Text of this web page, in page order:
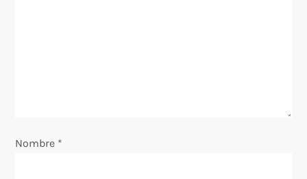
n
Nombre *